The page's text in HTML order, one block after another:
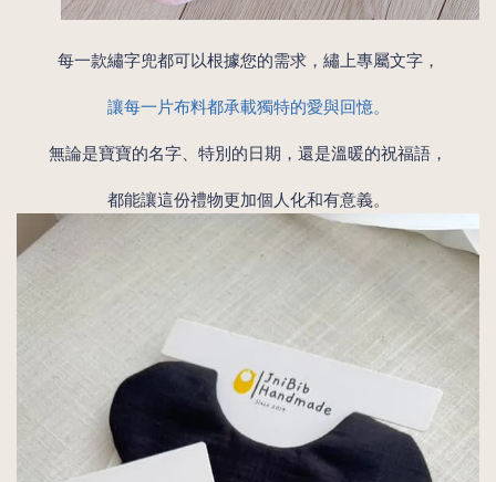
每一款繡字兜都可以根據您的需求，繡上專屬文字，
讓每一片布料都承載獨特的愛與回憶。
無論是寶寶的名字、特別的日期，還是溫暖的祝福語，
都能讓這份禮物更加個人化和有意義。